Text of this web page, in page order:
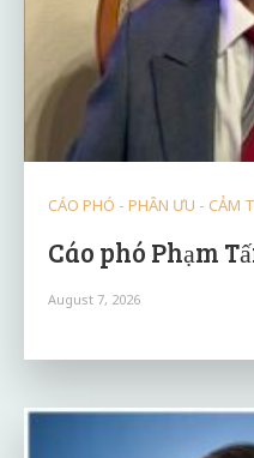
CÁO PHÓ - PHÂN ƯU - CẢM
Cáo phó Phạm
August 7, 2026